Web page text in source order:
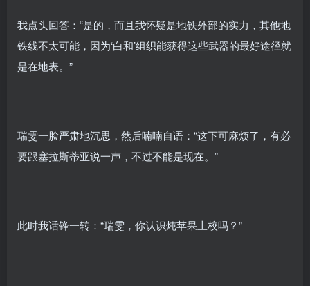
我点头回答：“是的，而且我怀疑是地铁外部的实力，其他地
铁线不太可能，因为‘白和’组织能获得这些武器的最好途径就
是在地表。”
瑞雯一脸严肃地沉思，然后喃喃自语：“这下可麻烦了，有必
要跟塞拉斯蒂亚说一声，不过不能是现在。”
此时我话锋一转：“瑞雯，你认识炖苹果上校吗？”